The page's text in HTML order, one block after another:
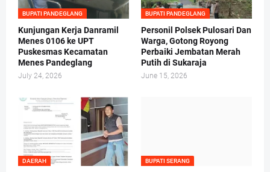
BUPATI PANDEGLANG
Kunjungan Kerja Danramil
Menes 0106 ke UPT
Puskesmas Kecamatan
Menes Pandeglang
July 24, 2026
BUPATI PANDEGLANG
Personil Polsek Pulosari Dan
Warga, Gotong Royong
Perbaiki Jembatan Merah
Putih di Sukaraja
June 15, 2026
DAERAH BUPATI SERANG